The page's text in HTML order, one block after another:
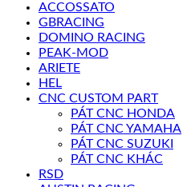
ACCOSSATO
GBRACING
DOMINO RACING
PEAK-MOD
ARIETE
HEL
CNC CUSTOM PART
PÁT CNC HONDA
PÁT CNC YAMAHA
PÁT CNC SUZUKI
PÁT CNC KHÁC
RSD